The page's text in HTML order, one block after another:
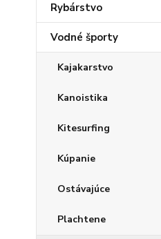
Rybárstvo
Vodné športy
Kajakarstvo
Kanoistika
Kitesurfing
Kúpanie
Ostávajúce
Plachtene